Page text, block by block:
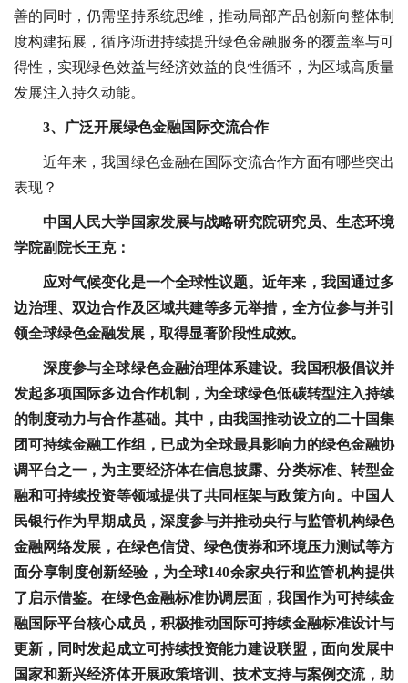
善的同时，仍需坚持系统思维，推动局部产品创新向整体制
度构建拓展，循序渐进持续提升绿色金融服务的覆盖率与可
得性，实现绿色效益与经济效益的良性循环，为区域高质量
发展注入持久动能。
3、广泛开展绿色金融国际交流合作
近年来，我国绿色金融在国际交流合作方面有哪些突出
表现？
中国人民大学国家发展与战略研究院研究员、生态环境
学院副院长王克：
应对气候变化是一个全球性议题。近年来，我国通过多
边治理、双边合作及区域共建等多元举措，全方位参与并引
领全球绿色金融发展，取得显著阶段性成效。
深度参与全球绿色金融治理体系建设。我国积极倡议并
发起多项国际多边合作机制，为全球绿色低碳转型注入持续
的制度动力与合作基础。其中，由我国推动设立的二十国集
团可持续金融工作组，已成为全球最具影响力的绿色金融协
调平台之一，为主要经济体在信息披露、分类标准、转型金
融和可持续投资等领域提供了共同框架与政策方向。中国人
民银行作为早期成员，深度参与并推动央行与监管机构绿色
金融网络发展，在绿色信贷、绿色债券和环境压力测试等方
面分享制度创新经验，为全球140余家央行和监管机构提供
了启示借鉴。在绿色金融标准协调层面，我国作为可持续金
融国际平台核心成员，积极推动国际可持续金融标准设计与
更新，同时发起成立可持续投资能力建设联盟，面向发展中
国家和新兴经济体开展政策培训、技术支持与案例交流，助